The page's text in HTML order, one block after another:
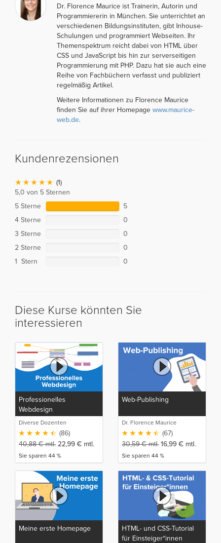
Dr. Florence Maurice ist Trainerin, Autorin und
Programmiererin in München. Sie unterrichtet an
verschiedenen Bildungsinstituten, gibt Inhouse-
Schulungen und programmiert Webseiten. Ihr
Themenspektrum reicht dabei von HTML über
CSS und JavaScript bis hin zur serverseitigen
Programmierung mit PHP. Dazu hat sie auch eine
Reihe von Fachbüchern verfasst und publiziert
regelmäßig Artikel.
Weitere Informationen zu Florence Maurice
finden Sie auf ihrer Homepage www.maurice-
web.de.
Kundenrezensionen
(1)
5,0 von 5 Sternen
5 Sterne
5
4 Sterne
0
3 Sterne
0
2 Sterne
0
1 Stern
0
Diese Kurse könnten Sie
interessieren
Professionelles
Webdesign
Diverse Dozenten
(86)
40,88€mtl. 22,99 € mtl.
Sie sparen 44 %
Web-Publishing
Dr. Florence Maurice
(67)
30,59€mtl. 16,99 € mtl.
Sie sparen 44 %
Meine erste Homepage
HTML- und CSS-Tutorial
für Einsteiger*innen